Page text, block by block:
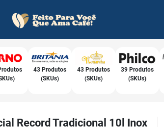
43 Produtos
(SKUs)
43 Produtos
(SKUs)
39 Produtos
(SKUs)
Record Tradicional 10l Inox